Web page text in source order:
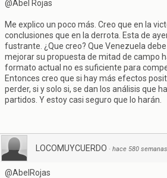
@Abel Rojas
Me explico un poco más. Creo que en la
conclusiones que en la derrota. Esta de
fustrante. ¿Que creo? Que Venezuela
mejorar su propuesta de mitad de campo
formato actual no es suficiente para
Entonces creo que si hay más efectos
perder, si y solo si, se dan los análisis que
partidos. Y estoy casi seguro que lo harán.
LOCOMUYCUERDO · hace 580 semanas
@AbelRojas